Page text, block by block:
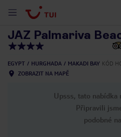
JAZ Palmariva
EGYPT HURGHADA MAKADI BAY KÓD
ZOBRAZIT NA MAPĚ
Upsss, tato nabídka
Připravili
podobné